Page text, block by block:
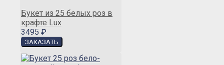
Букет из 25 белых роз в
крафте Lux
3495 ₽